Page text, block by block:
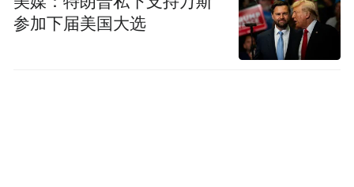
参加下届美国大选